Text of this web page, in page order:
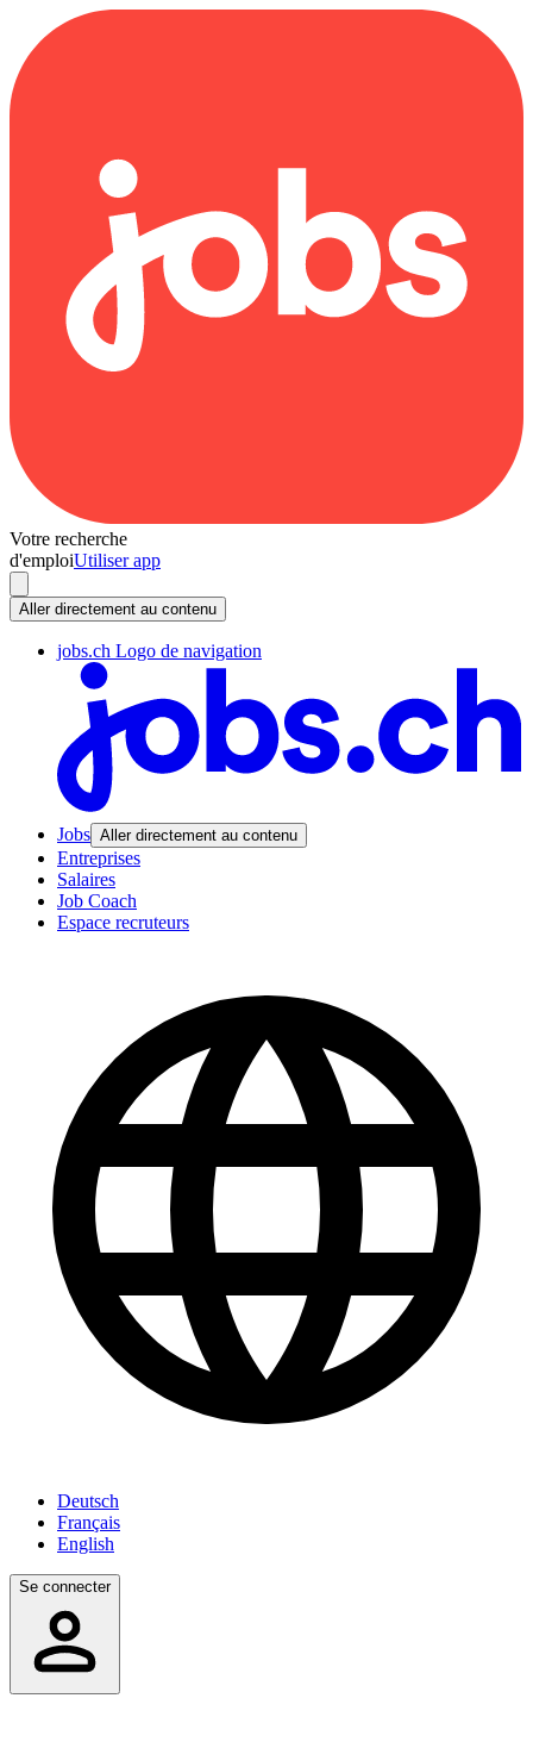
Votre recherche
d'emploiUtiliser app
Aller directement au contenu
jobs.ch Logo de navigation
Jobs Aller directement au contenu
Entreprises
Salaires
Job Coach
Espace recruteurs
Deutsch
Français
English
Se connecter